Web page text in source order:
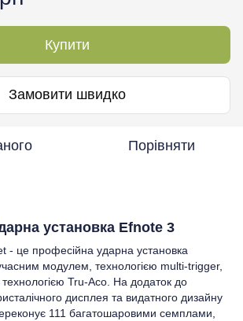
Купити
Замовити швидко
Порівняти
установка Efnote 3
- це професійна ударна установка
модулем, технологією multi-trigger,
Tru-Aco. На додаток до
дисплея та видатного дизайну
111 багатошаровими семплами,